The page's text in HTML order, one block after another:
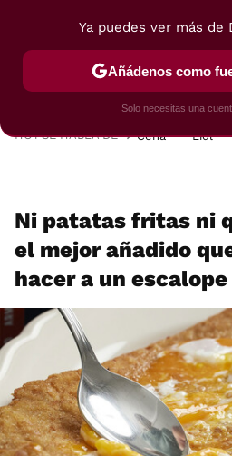
POSTRES VIAJES
HOY SE HABLA DE Cena Lidl
Ni patatas fritas ni
el mejor añadido
hacer a un
Ya puedes ver más de
Añádenos como
Solo necesitas una